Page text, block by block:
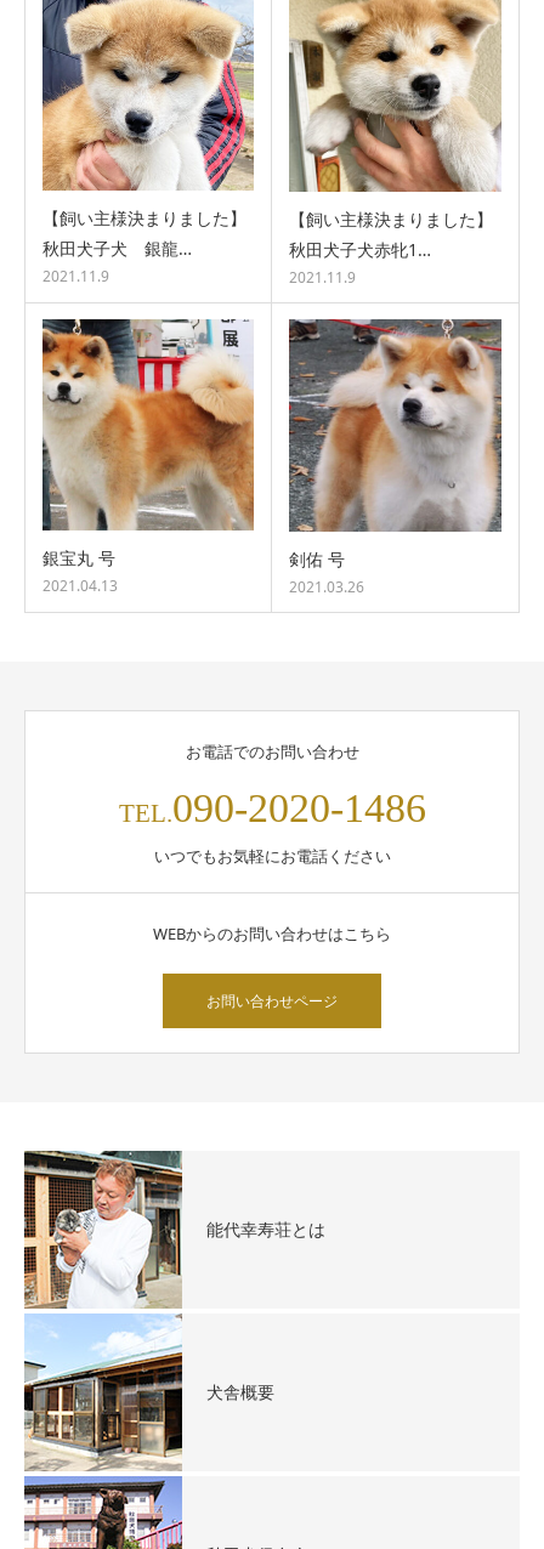
【飼い主様決まりました】
秋田犬子犬 銀龍…
2021.11.9
【飼い主様決まりました】
秋田犬子犬赤牝1…
2021.11.9
銀宝丸 号
2021.04.13
剣佑 号
2021.03.26
お電話でのお問い合わせ
TEL.090-2020-1486
いつでもお気軽にお電話ください
WEBからのお問い合わせはこちら
お問い合わせページ
能代幸寿荘とは
犬舎概要